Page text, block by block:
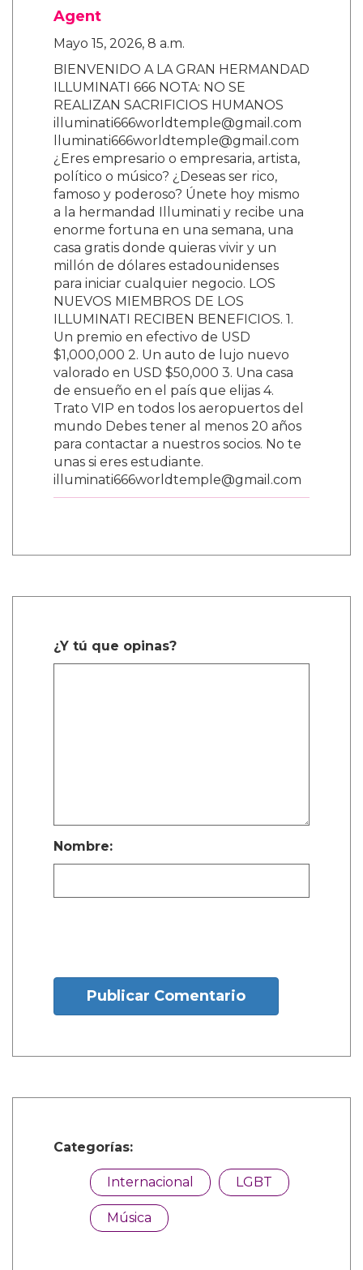
Agent
Mayo 15, 2026, 8 a.m.
BIENVENIDO A LA GRAN HERMANDAD
ILLUMINATI 666 NOTA: NO SE
REALIZAN SACRIFICIOS HUMANOS
illuminati666worldtemple@gmail.com
lluminati666worldtemple@gmail.com
¿Eres empresario o empresaria, artista,
político o músico? ¿Deseas ser rico,
famoso y poderoso? Únete hoy mismo
a la hermandad Illuminati y recibe una
enorme fortuna en una semana, una
casa gratis donde quieras vivir y un
millón de dólares estadounidenses
para iniciar cualquier negocio. LOS
NUEVOS MIEMBROS DE LOS
ILLUMINATI RECIBEN BENEFICIOS. 1.
Un premio en efectivo de USD
$1,000,000 2. Un auto de lujo nuevo
valorado en USD $50,000 3. Una casa
de ensueño en el país que elijas 4.
Trato VIP en todos los aeropuertos del
mundo Debes tener al menos 20 años
para contactar a nuestros socios. No te
unas si eres estudiante.
illuminati666worldtemple@gmail.com
¿Y tú que opinas?
Nombre:
Publicar Comentario
Categorías:
Internacional LGBT
Música